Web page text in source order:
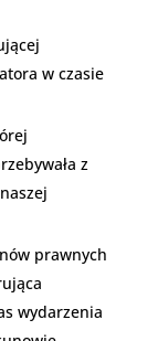
w czasie
z
prawnych
wydarzenia